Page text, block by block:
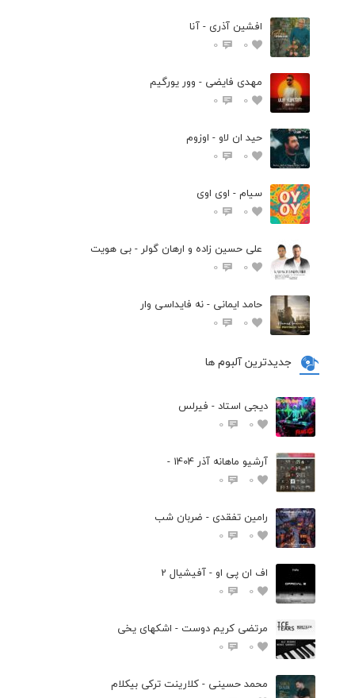
افشین آذری - آنا
0
0
مهدی فایضی - وور یورگیم
0
0
حید ان لاو - اوزوم
0
0
سیام - اوی اوی
0
0
علی حسین زاده و ارهان گولر - بی هویت
0
0
حامد ایمانی - نه فایداسی وار
0
0
جدیدترین آلبوم ها
دیجی استاد - فیرلس
0
0
آرشیو ماهانه آذر 1404 -
0
0
رامین تفقدی - ضربان شب
0
0
اف ان پی او - آفیشیال 2
0
0
مرتضی کریم دوست - اشکهای یخی
0
0
محمد حسینی - کلارینت ترکی بیکلام